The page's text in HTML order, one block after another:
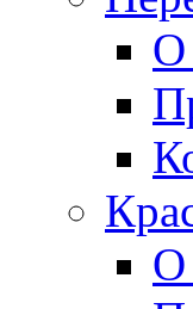
О
О